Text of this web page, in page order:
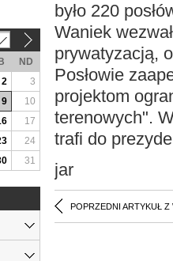
było 220
Waniek
prywatyzacją,
Posłowie
projektom
terenowych".
trafi do
jar
POPRZEDNI ARTYKUŁ Z
ND
2
3
9
10
17
24
31